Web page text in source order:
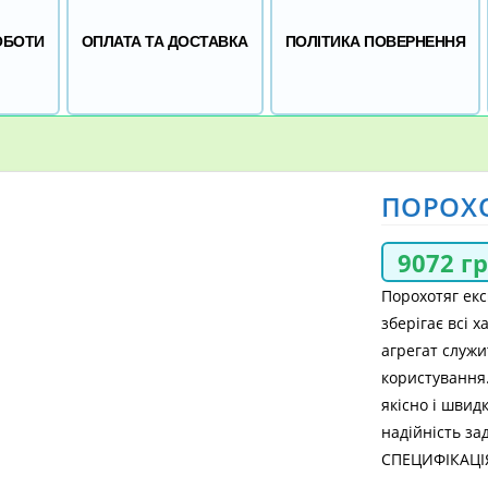
ОПЛАТА ТА ДОСТАВКА ПОЛІТИКА ПОВЕРНЕННЯ
9072
Порохотяг
зберігає всі
агрегат
якісно і
надійність